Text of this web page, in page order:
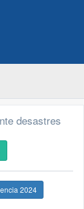
desastres
2024